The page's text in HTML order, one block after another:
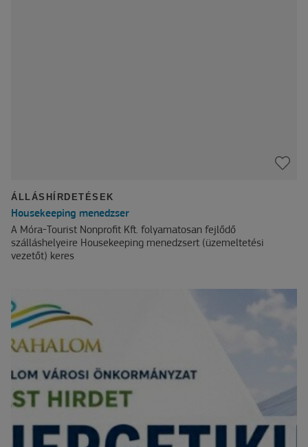
ÁLLÁSHÍRDETÉSEK
Housekeeping menedzser
A Móra-Tourist Nonprofit Kft. folyamatosan fejlődő
szálláshelyeire Housekeeping menedzsert (üzemeltetési
vezetőt) keres